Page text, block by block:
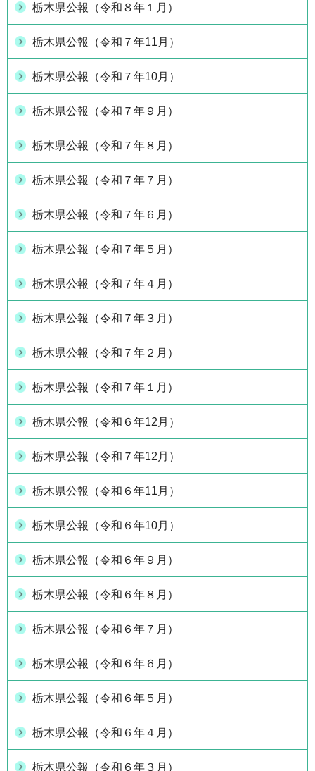
栃木県公報（令和８年１月）
栃木県公報（令和７年11月）
栃木県公報（令和７年10月）
栃木県公報（令和７年９月）
栃木県公報（令和７年８月）
栃木県公報（令和７年７月）
栃木県公報（令和７年６月）
栃木県公報（令和７年５月）
栃木県公報（令和７年４月）
栃木県公報（令和７年３月）
栃木県公報（令和７年２月）
栃木県公報（令和７年１月）
栃木県公報（令和６年12月）
栃木県公報（令和７年12月）
栃木県公報（令和６年11月）
栃木県公報（令和６年10月）
栃木県公報（令和６年９月）
栃木県公報（令和６年８月）
栃木県公報（令和６年７月）
栃木県公報（令和６年６月）
栃木県公報（令和６年５月）
栃木県公報（令和６年４月）
栃木県公報（令和６年３月）